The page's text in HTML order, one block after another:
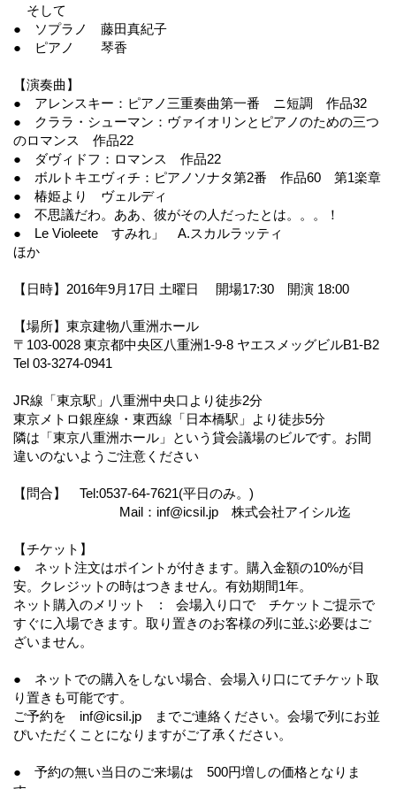
そして
● ソプラノ 藤田真紀子
● ピアノ 琴香
【演奏曲】
● アレンスキー：ピアノ三重奏曲第一番 ニ短調 作品32
● クララ・シューマン：ヴァイオリンとピアノのための三つ
のロマンス 作品22
● ダヴィドフ：ロマンス 作品22
● ボルトキエヴィチ：ピアノソナタ第2番 作品60 第1楽章
● 椿姫より ヴェルディ
● 不思議だわ。ああ、彼がその人だったとは。。。！
● Le Violeete すみれ」 A.スカルラッティ
ほか
【日時】2016年9月17日 土曜日 開場17:30 開演 18:00
【場所】東京建物八重洲ホール
〒103-0028 東京都中央区八重洲1-9-8 ヤエスメッグビルB1-B2
Tel 03-3274-0941
JR線「東京駅」八重洲中央口より徒歩2分
東京メトロ銀座線・東西線「日本橋駅」より徒歩5分
隣は「東京八重洲ホール」という貸会議場のビルです。お間
違いのないようご注意ください
【問合】 Tel:0537-64-7621(平日のみ。)
Mail：inf@icsil.jp 株式会社アイシル迄
【チケット】
● ネット注文はポイントが付きます。購入金額の10%が目
安。クレジットの時はつきません。有効期間1年。
ネット購入のメリット : 会場入り口で チケットご提示で
すぐに入場できます。取り置きのお客様の列に並ぶ必要はご
ざいません。
● ネットでの購入をしない場合、会場入り口にてチケット取
り置きも可能です。
ご予約を inf@icsil.jp までご連絡ください。会場で列にお並
ぴいただくことになりますがご了承ください。
● 予約の無い当日のご来場は 500円増しの価格となりま